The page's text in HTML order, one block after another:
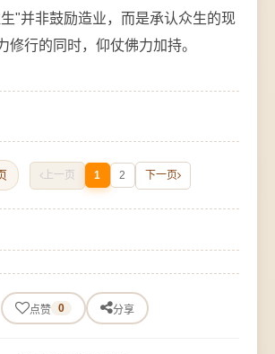
"并非鼓励造业，而是承认众生的现
修行的同时，仰仗佛力加持。
上一页 1 2 下一页
点赞 0 分享